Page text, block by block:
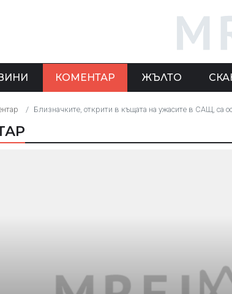
КОМЕНТАР ЖЪЛТО
Близначките, открити в къщата на ужасите в САЩ, са